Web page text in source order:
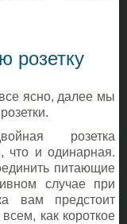
розетку
ясно, далее мы
розетка
что и одинарная.
питающие
случае при
вам предстоит
как короткое